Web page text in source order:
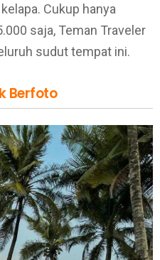
Cukup hanya
saja, Teman Traveler
sudut tempat ini.
Berfoto